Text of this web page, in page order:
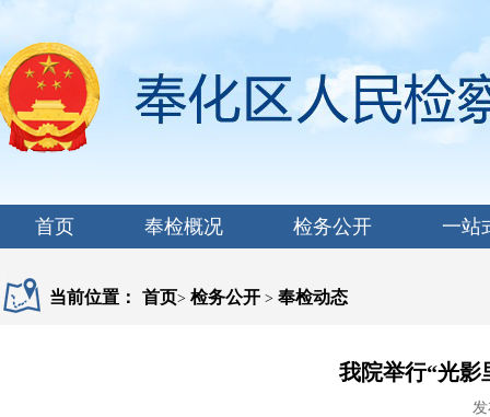
首页 奉检概况 检务公开 一站
当前位置： 首页> 检务公开 > 奉检动态
我院举行“光影
发